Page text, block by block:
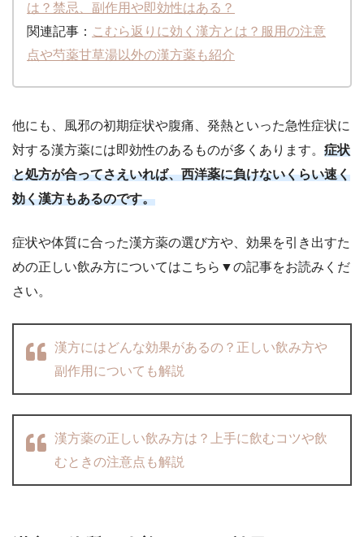
は？禁忌、副作用や即効性はある？
関連記事： こむら返りに効く漢方とは？服用の注意
点や芍薬甘草湯以外の漢方薬も紹介
他にも、風邪の初期症状や腹痛、発熱といった急性症状に
対する漢方薬には即効性のあるものが多くあります。 症状
と処方が合ってさえいれば、西洋薬に負けないくらい速く
効く漢方もあるのです。
症状や体質に合った漢方薬の選び方や、効果を引き出すた
めの正しい飲み方についてはこちら▼の記事をお読みくだ
さい。
漢方にはどんな効果があるの？正しい飲み方や
副作用についても解説
漢方薬の正しい飲み方は？上手に飲むコツや飲
むときの注意点も解説